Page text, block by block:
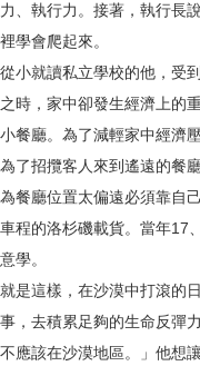
力、執行力。接著，執行長
裡學會爬起來。
從小就讀私立學校的他，受
之時，家中卻發生經濟上的
小餐廳。為了減輕家中經濟
為了招攬客人來到遙遠的餐
為餐廳位置太偏遠必須靠自
車程的洛杉磯載貨。當年17
意學。
就是這樣，在沙漠中打滾的
事，去積累足夠的生命反彈
不應該在沙漠地區。」他想